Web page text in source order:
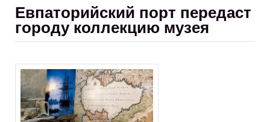
Евпаторийский порт передаст
городу коллекцию музея